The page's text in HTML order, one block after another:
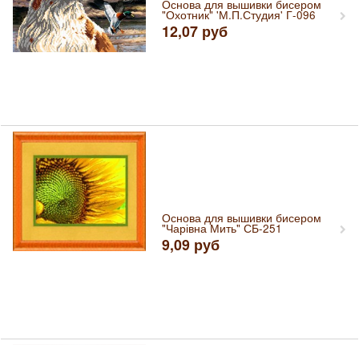
Основа для вышивки бисером
"Охотник" 'М.П.Студия' Г-096
12,07 руб
Основа для вышивки бисером
"Чарівна Мить" СБ-251
9,09 руб